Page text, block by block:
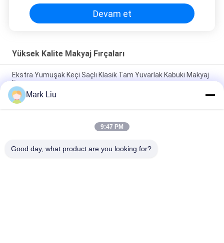
Devam et
Yüksek Kalite Makyaj Fırçaları
Ekstra Yumuşak Keçi Saçlı Klasik Tam Yuvarlak Kabuki Makyaj
Fırçası
Vonira Beauty Büyük Fan Keçi Saçı Makyaj Fırçası / Ahşap Saplı
Yüksek Son Makyaj Fırçaları
Siyah Ahşap Saplı Ultra Yumuşak Keçi Saç Şeffaf Yanak
Mark Liu
9:47 PM
Good day, what product are you looking for?